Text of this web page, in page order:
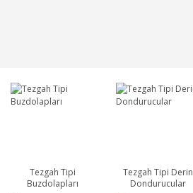
Tezgah Tipi
Buzdolapları
Tezgah Tipi Derin
Dondurucular